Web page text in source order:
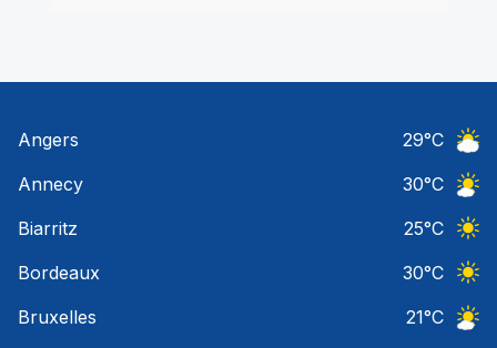
Angers 29°C
Annecy
30°C
Biarritz
25°C
Bordeaux
30°C
Bruxelles
21°C